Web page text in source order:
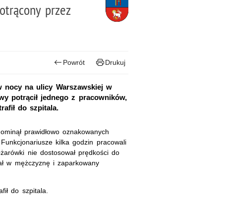
przez
Powrót Drukuj
nocy na ulicy Warszawskiej w
potrącił jednego z pracowników,
do szpitala.
prawidłowo oznakowanych
kilka godzin pracowali
nie dostosował prędkości do
w mężczyznę i zaparkowany
do szpitala.